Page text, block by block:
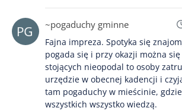
~pogaduchy gminne
Fajna impreza. Spotyka się
pogada się i przy okazji można
stojących nieopodal to osoby
urzędzie w obecnej kadencji i
tam pogaduchy w mieścinie,
wszystkich wszystko wiedzą.